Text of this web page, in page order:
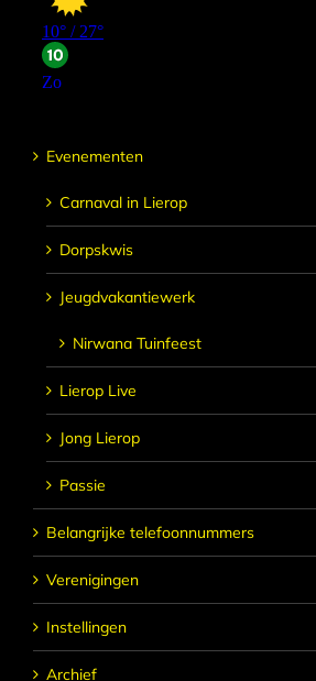
Evenementen
Carnaval in Lierop
Dorpskwis
Jeugdvakantiewerk
Nirwana Tuinfeest
Lierop Live
Jong Lierop
Passie
Belangrijke telefoonnummers
Verenigingen
Instellingen
Archief